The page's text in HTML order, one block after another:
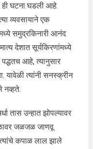
ही घटना घडली आहे.
व्यवसायाने एक
समुद्रकिनारी आनंद
देशात सूर्यकिरणांमध्ये
आहे, त्यानुसार
यावेळी त्यांनी सनस्क्रीन
नव्हते.
तास उन्हात झोपल्यावर
जळजळ जाणवू
त्यांचे कपाळ लाल झाले